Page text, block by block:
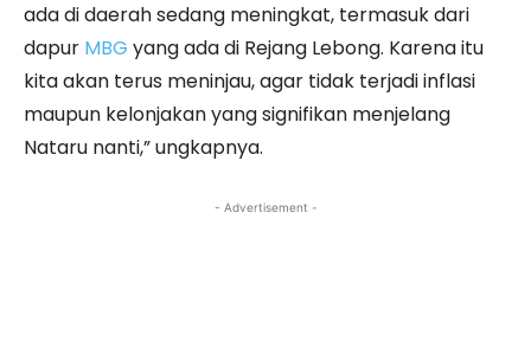
ada di daerah sedang meningkat, termasuk dari
dapur MBG yang ada di Rejang Lebong. Karena itu
kita akan terus meninjau, agar tidak terjadi inflasi
maupun kelonjakan yang signifikan menjelang
Nataru nanti,” ungkapnya.
- Advertisement -